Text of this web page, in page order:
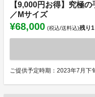
【9,000円お得】究極
／Mサイズ
¥68,000 (税込/送料込)残り1
ご提供予定時期：2023年7月下